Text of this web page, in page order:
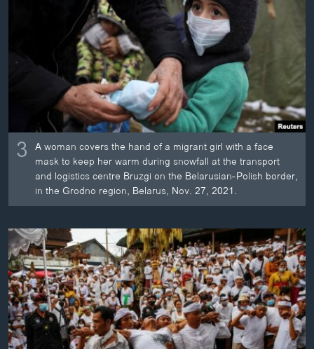
3 A woman covers the hand of a migrant girl with a face
mask to keep her warm during snowfall at the transport
and logistics centre Bruzgi on the Belarusian-Polish border,
in the Grodno region, Belarus, Nov. 27, 2021.